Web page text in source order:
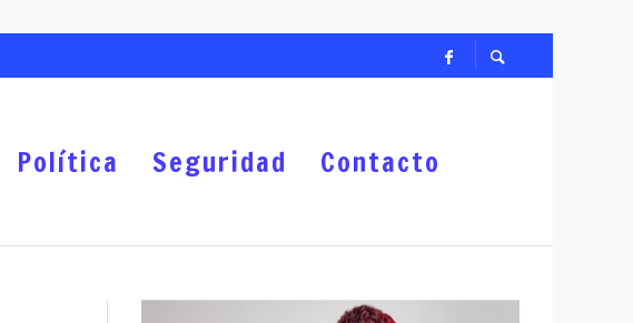
FORTALECER AL CAMPO ZACATECANO
Política Seguridad Contacto